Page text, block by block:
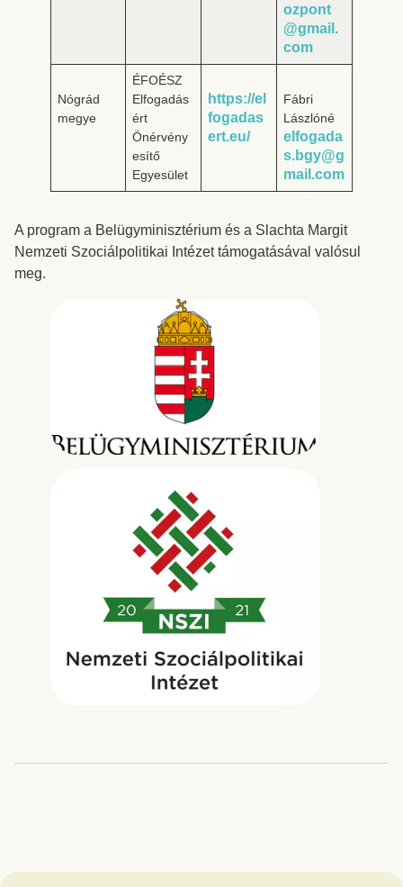
ozpont
@gmail.
com
Nógrád
megye
ÉFOÉSZ
Elfogadás
ért
Önérvény
esítő
Egyesület
https://el
fogadas
ert.eu/
Fábri
Lászlóné
elfogada
s.bgy@g
mail.com
A program a Belügyminisztérium és a Slachta Margit
Nemzeti Szociálpolitikai Intézet támogatásával valósul
meg.